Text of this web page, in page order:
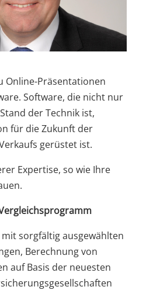
Online-Präsentationen
Software, die nicht nur
der Technik ist,
für die Zukunft der
gerüstet ist.
Expertise, so wie Ihre
sorgfältig ausgewählten
Berechnung von
auf Basis der neuesten